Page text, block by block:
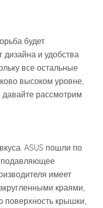
будет
дизайна и удобства
все остальные
высоком уровне,
давайте рассмотрим
ASUS пошли по
подавляющее
имеет
краями,
крышки,